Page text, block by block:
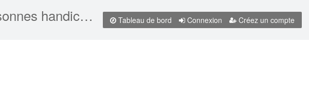
Tableau de bord Connexion Créez un compte
Loi sur la prestation canadienne pour les personnes handicapées, LC 2023, c 17